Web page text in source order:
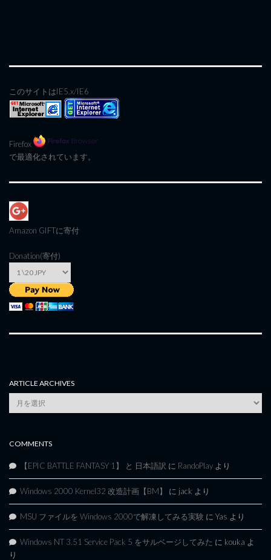
このサイトはIE5.x/IE6
Firefox
で最適化されています。
Amazon GIFTに寄付
Donation(寄付)
ARTICLE ARCHIVES
Article
Archives
COMMENTS
【EPIC BATTLE FANTASY 1】 と 日本語訳 に RandoPlay より
Windows 2000 Kernel32 改造計画【BM】 に jack より
MSU ファイルを Windows 2000で解凍してみる実験 に Yas より
Windows NT 3.51 Service Pack 5 をサルベージしてみた に kouka よ
り